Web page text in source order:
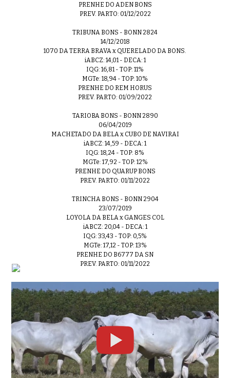
PRENHE DO ADEN BONS
PREV. PARTO: 01/12/2022
TRIBUNA BONS - BONN 2824
14/12/2018
1070 DA TERRA BRAVA x QUERELADO DA BONS.
iABCZ: 14,01 - DECA: 1
IQG: 16,81 - TOP: 11%
MGTe: 18,94 - TOP: 10%
PRENHE DO REM HORUS
PREV. PARTO: 01/09/2022
TARIOBA BONS - BONN 2890
06/04/2019
MACHETADO DA BELA x CUBO DE NAVIRAI
iABCZ: 14,59 - DECA: 1
IQG: 18,24 - TOP: 8%
MGTe: 17,92 - TOP: 12%
PRENHE DO QUARUP BONS
PREV. PARTO: 01/11/2022
TRINCHA BONS - BONN 2904
23/07/2019
LOYOLA DA BELA x GANGES COL
iABCZ: 20,04 - DECA: 1
IQG: 33,43 - TOP: 0,5%
MGTe: 17,12 - TOP: 13%
PRENHE DO B6777 DA SN
PREV. PARTO: 01/11/2022